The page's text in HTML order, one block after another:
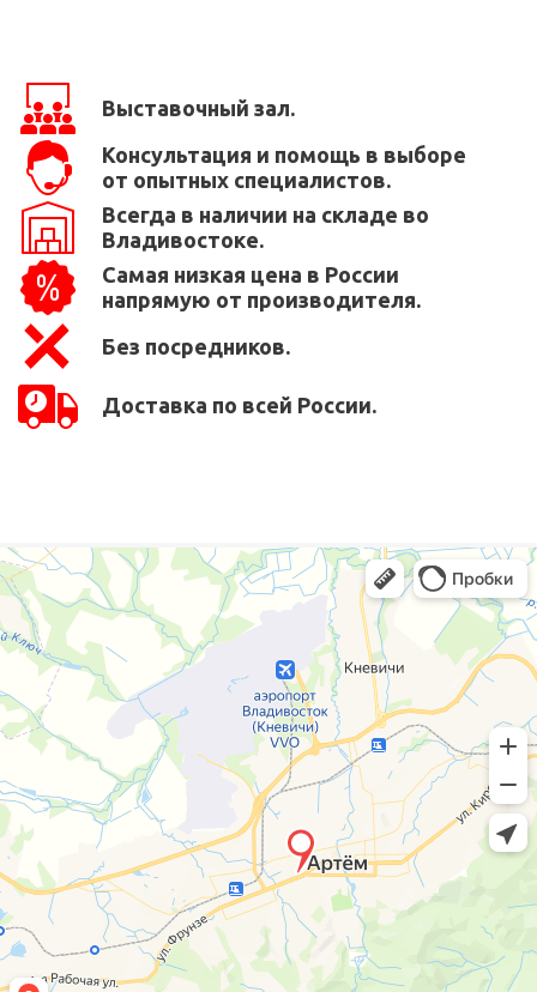
Выставочный зал.
Консультация и помощь в выборе
от опытных специалистов.
Всегда в наличии на складе во
Владивостоке.
Самая низкая цена в России
напрямую от производителя.
Без посредников.
Доставка по всей России.